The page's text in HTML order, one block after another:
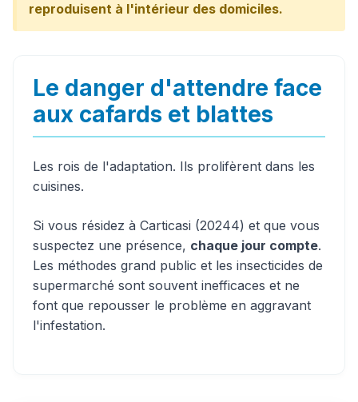
reproduisent à l'intérieur des domiciles.
Le danger d'attendre face
aux cafards et blattes
Les rois de l'adaptation. Ils prolifèrent dans les
cuisines.
Si vous résidez à Carticasi (20244) et que vous
suspectez une présence, chaque jour compte.
Les méthodes grand public et les insecticides de
supermarché sont souvent inefficaces et ne
font que repousser le problème en aggravant
l'infestation.